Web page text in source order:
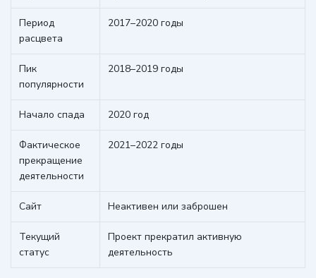
Период
расцвета
2017–2020 годы
Пик
популярности
2018–2019 годы
Начало спада 2020 год
Фактическое
прекращение
деятельности
2021–2022 годы
Сайт Неактивен или заброшен
Текущий
статус
Проект прекратил активную
деятельность